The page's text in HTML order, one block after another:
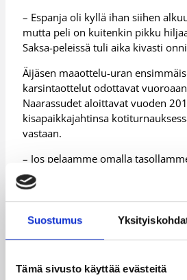
Suostumus
Tämä sivusto käyttää evästeitä
– Espanja oli kyllä ihan siihen
mutta peli on kuitenkin pikku
Saksa-peleissä tuli aika kivasti
Äijäsen maaottelu-uran
karsintaottelut odottavat
Naarassudet aloittavat vuoden
kisapaikkajahtinsa
vastaan.
– Jos pelaamme omalla
voitettavissa, Naarassusien
Naisten EM-karsintaturnaus alkaa
perjantaina 7.6. klo 19:00 Puolan
ottelulla. Naarassudet kohtaavat
klo 17:00 ja Belgian sunnuntaina
Lisätietoja:Anniina Äijänen